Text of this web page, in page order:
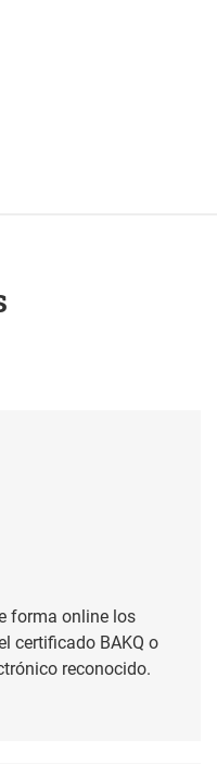
forma online los
certificado BAKQ o
reconocido.